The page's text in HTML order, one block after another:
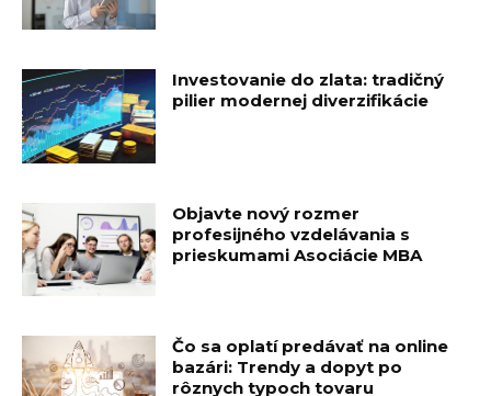
Investovanie do zlata: tradičný
pilier modernej diverzifikácie
Objavte nový rozmer
profesijného vzdelávania s
prieskumami Asociácie MBA
Čo sa oplatí predávať na online
bazári: Trendy a dopyt po
rôznych typoch tovaru